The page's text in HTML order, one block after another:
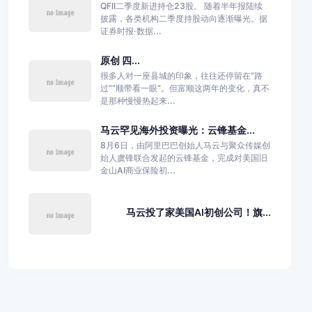
QFII二季度新进持仓23股。 随着半年报陆续
披露，各类机构二季度持股动向逐渐曝光。据
证券时报·数据...
原创 四...
很多人对一座县城的印象，往往还停留在“路
过”“顺带看一眼”。但富顺这两年的变化，真不
是那种慢慢热起来...
马云罕见海外投资曝光：云锋基金...
8月6日，由阿里巴巴创始人马云与聚众传媒创
始人虞锋联合发起的云锋基金，完成对美国旧
金山AI商业保险初...
马云投了家美国AI初创公司！旗...